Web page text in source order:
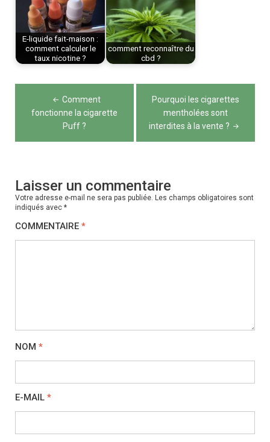
E-liquide fait-maison :
comment calculer le
taux nicotine ?
comment reconnaître du
cbd ?
Navigation
de
l’article
Comment
fonctionne la cigarette
Puff ?
Pourquoi les cigarettes
mentholées sont
interdites à la vente ?
Laisser un commentaire
Votre adresse e-mail ne sera pas publiée. Les champs obligatoires sont
indiqués avec *
COMMENTAIRE *
NOM *
E-MAIL *